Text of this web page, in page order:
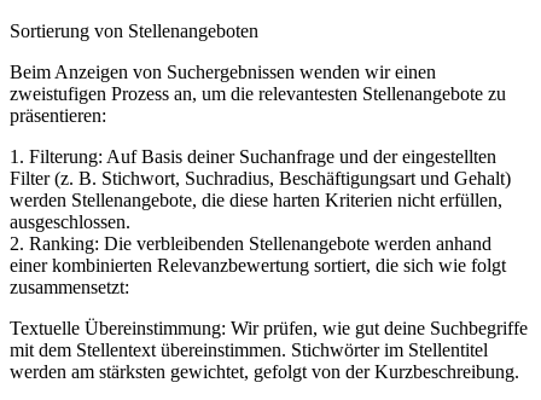
Sortierung von Stellenangeboten
Beim Anzeigen von Suchergebnissen wenden wir einen
zweistufigen Prozess an, um die relevantesten Stellenangebote zu
präsentieren:
1. Filterung: Auf Basis deiner Suchanfrage und der eingestellten
Filter (z. B. Stichwort, Suchradius, Beschäftigungsart und Gehalt)
werden Stellenangebote, die diese harten Kriterien nicht erfüllen,
ausgeschlossen.
2. Ranking: Die verbleibenden Stellenangebote werden anhand
einer kombinierten Relevanzbewertung sortiert, die sich wie folgt
zusammensetzt:
Textuelle Übereinstimmung: Wir prüfen, wie gut deine Suchbegriffe
mit dem Stellentext übereinstimmen. Stichwörter im Stellentitel
werden am stärksten gewichtet, gefolgt von der Kurzbeschreibung.